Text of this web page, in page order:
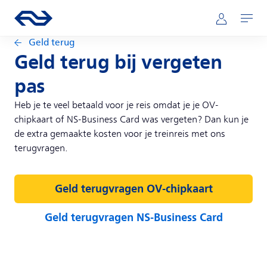
Hoofdnavigatie
Ga naar de homepage van ns.nl Mijn NS
Openen
Geld terug
Geld terug bij vergeten
pas
Heb je te veel betaald voor je reis omdat je je OV-
chipkaart of NS-Business Card was vergeten? Dan kun je
de extra gemaakte kosten voor je treinreis met ons
terugvragen.
Geld terugvragen OV-chipkaart
Geld terugvragen NS-Business Card